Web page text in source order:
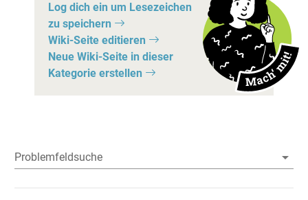
Log dich ein um Lesezeichen
zu speichern
Wiki-Seite editieren
Neue Wiki-Seite in dieser
Kategorie erstellen
Problemfeldsuche